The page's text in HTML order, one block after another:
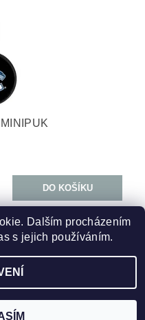
práva vyhrazena
Dalším procházením
s jejich používáním.